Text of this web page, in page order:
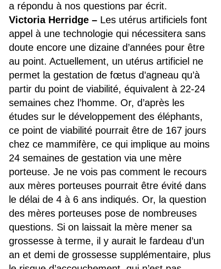
a répondu à nos questions par écrit.
Victoria Herridge – Les utérus artificiels font
appel à une technologie qui nécessitera sans
doute encore une dizaine d’années pour être
au point. Actuellement, un utérus artificiel ne
permet la gestation de fœtus d’agneau qu’à
partir du point de viabilité, équivalent à 22-24
semaines chez l’homme. Or, d’après les
études sur le développement des éléphants,
ce point de viabilité pourrait être de 167 jours
chez ce mammifère, ce qui implique au moins
24 semaines de gestation via une mère
porteuse. Je ne vois pas comment le recours
aux mères porteuses pourrait être évité dans
le délai de 4 à 6 ans indiqués. Or, la question
des mères porteuses pose de nombreuses
questions. Si on laissait la mère mener sa
grossesse à terme, il y aurait le fardeau d’un
an et demi de grossesse supplémentaire, plus